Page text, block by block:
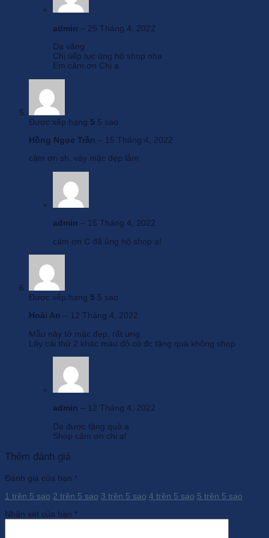
admin – 25 Tháng 4, 2022
Dạ vâng
Chị tiếp tục ủng hộ shop nha
Em cảm ơn Chị ạ
Được xếp hạng 5 5 sao
Hồng Ngọc Trần – 15 Tháng 4, 2022
cảm ơn sh, váy mặc đẹp lắm
admin – 15 Tháng 4, 2022
cảm ơn C đã ủng hộ shop ạ!
Được xếp hạng 5 5 sao
Hoài An – 12 Tháng 4, 2022
Mẫu này tớ mặc đẹp, rất ưng
Lấy cái thứ 2 khác màu đỏ có đc tặng quà không shop
admin – 12 Tháng 4, 2022
Dạ được tặng quà ạ
Shop cảm ơn chị ạ!
Thêm đánh giá
Đánh giá của bạn *
1 trên 5 sao 2 trên 5 sao 3 trên 5 sao 4 trên 5 sao 5 trên 5 sao
Nhận xét của bạn *